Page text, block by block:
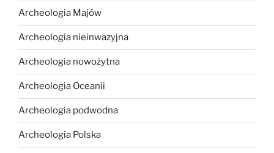
Archeologia Majów
Archeologia nieinwazyjna
Archeologia nowożytna
Archeologia Oceanii
Archeologia podwodna
Archeologia Polska